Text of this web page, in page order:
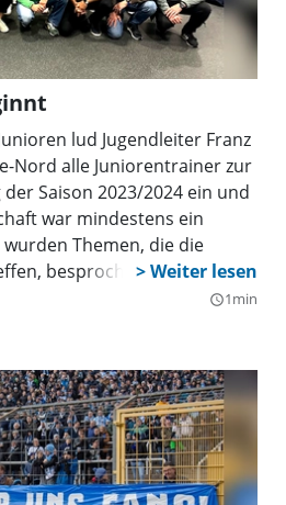
lud Jugendleiter Franz
Nord alle Juniorentrainer zur
Saison 2023/2024 ein und
war mindestens ein
Themen, die die
besprochen, unter
in der Winterpause,
für 19
Fasanerie-Nord sehr stark
neuen Saison gelassen
query_builder1min